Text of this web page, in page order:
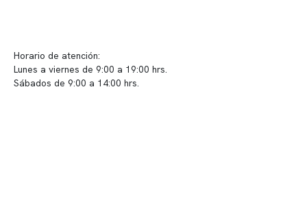
Horario de atención:
Lunes a viernes de 9:00 a 19:00 hrs.
Sábados de 9:00 a 14:00 hrs.